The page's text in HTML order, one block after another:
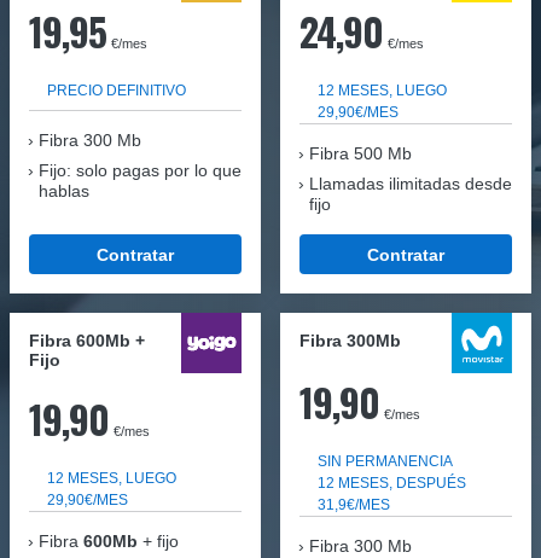
19,95 €/mes
PRECIO DEFINITIVO
Fibra 300 Mb
Fijo: solo pagas por lo que
hablas
Contratar
24,90 €/mes
12 MESES, LUEGO
29,90€/MES
Fibra 500 Mb
Llamadas ilimitadas desde
fijo
Contratar
Fibra 600Mb +
Fijo
19,90 €/mes
12 MESES, LUEGO
29,90€/MES
Fibra 600Mb + fijo
Fibra 300Mb
19,90 €/mes
SIN PERMANENCIA
12 MESES, DESPUÉS
31,9€/MES
Fibra 300 Mb